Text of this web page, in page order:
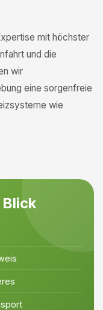
mit höchster
und die
wir
eine sorgenfreie
wie